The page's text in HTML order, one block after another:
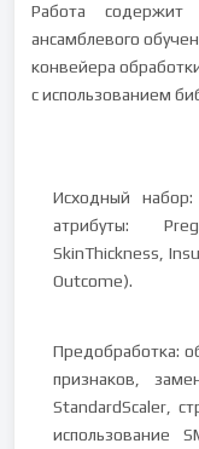
Работа содержит
ансамблевого
конвейера
с использованием
Исходный
атрибуты:
SkinThickness,
Outcome).
Предобработка:
признаков,
StandardScaler,
использование